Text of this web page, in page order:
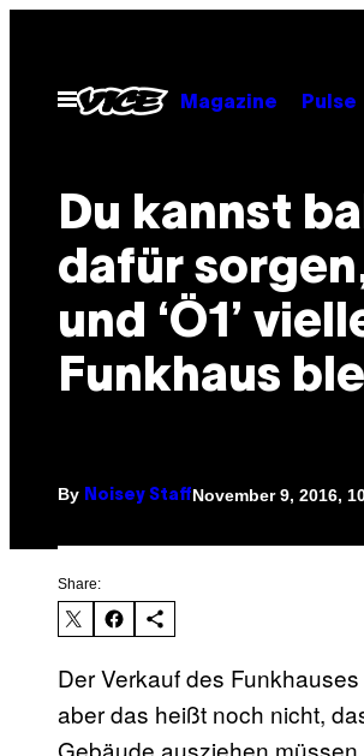
contentOpen
Menu
Magazine Pulse
Du kannst
dafür sorgen,
und ‘Ö1’
Funkhaus
By Noisey StaffNovember 9, 2016,
Share:
​Der Verkauf des
aber das heißt noch nicht,